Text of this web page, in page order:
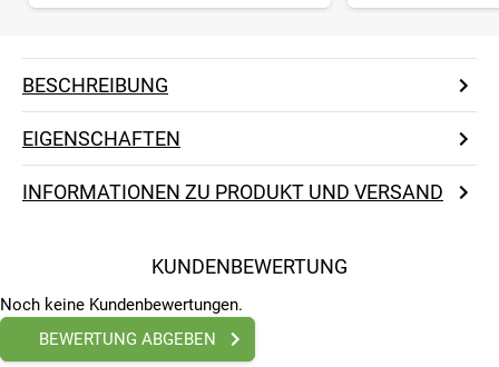
BESCHREIBUNG
EIGENSCHAFTEN
INFORMATIONEN ZU PRODUKT UND VERSAND
KUNDENBEWERTUNG
Noch keine Kundenbewertungen.
BEWERTUNG ABGEBEN